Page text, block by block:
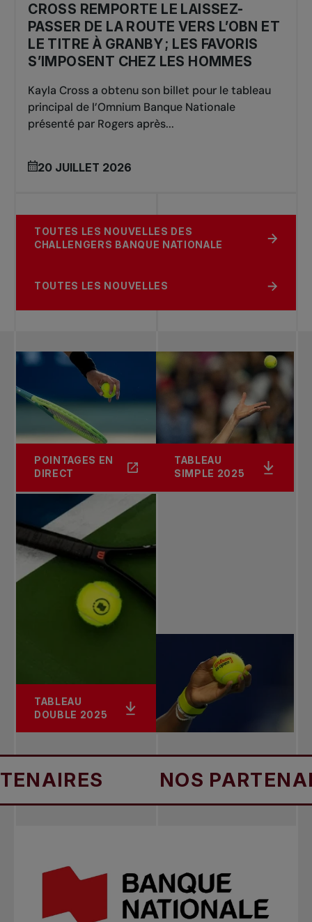
CROSS REMPORTE LE LAISSEZ-
PASSER DE LA ROUTE VERS L’OBN ET
LE TITRE À GRANBY ; LES FAVORIS
S’IMPOSENT CHEZ LES HOMMES
Kayla Cross a obtenu son billet pour le tableau
principal de l’Omnium Banque Nationale
présenté par Rogers après...
20 JUILLET 2026
TOUTES LES NOUVELLES DES
CHALLENGERS BANQUE NATIONALE
TOUTES LES NOUVELLES
POINTAGES EN
DIRECT
TABLEAU
SIMPLE 2025
TABLEAU
DOUBLE 2025
NOS PARTENAIRES